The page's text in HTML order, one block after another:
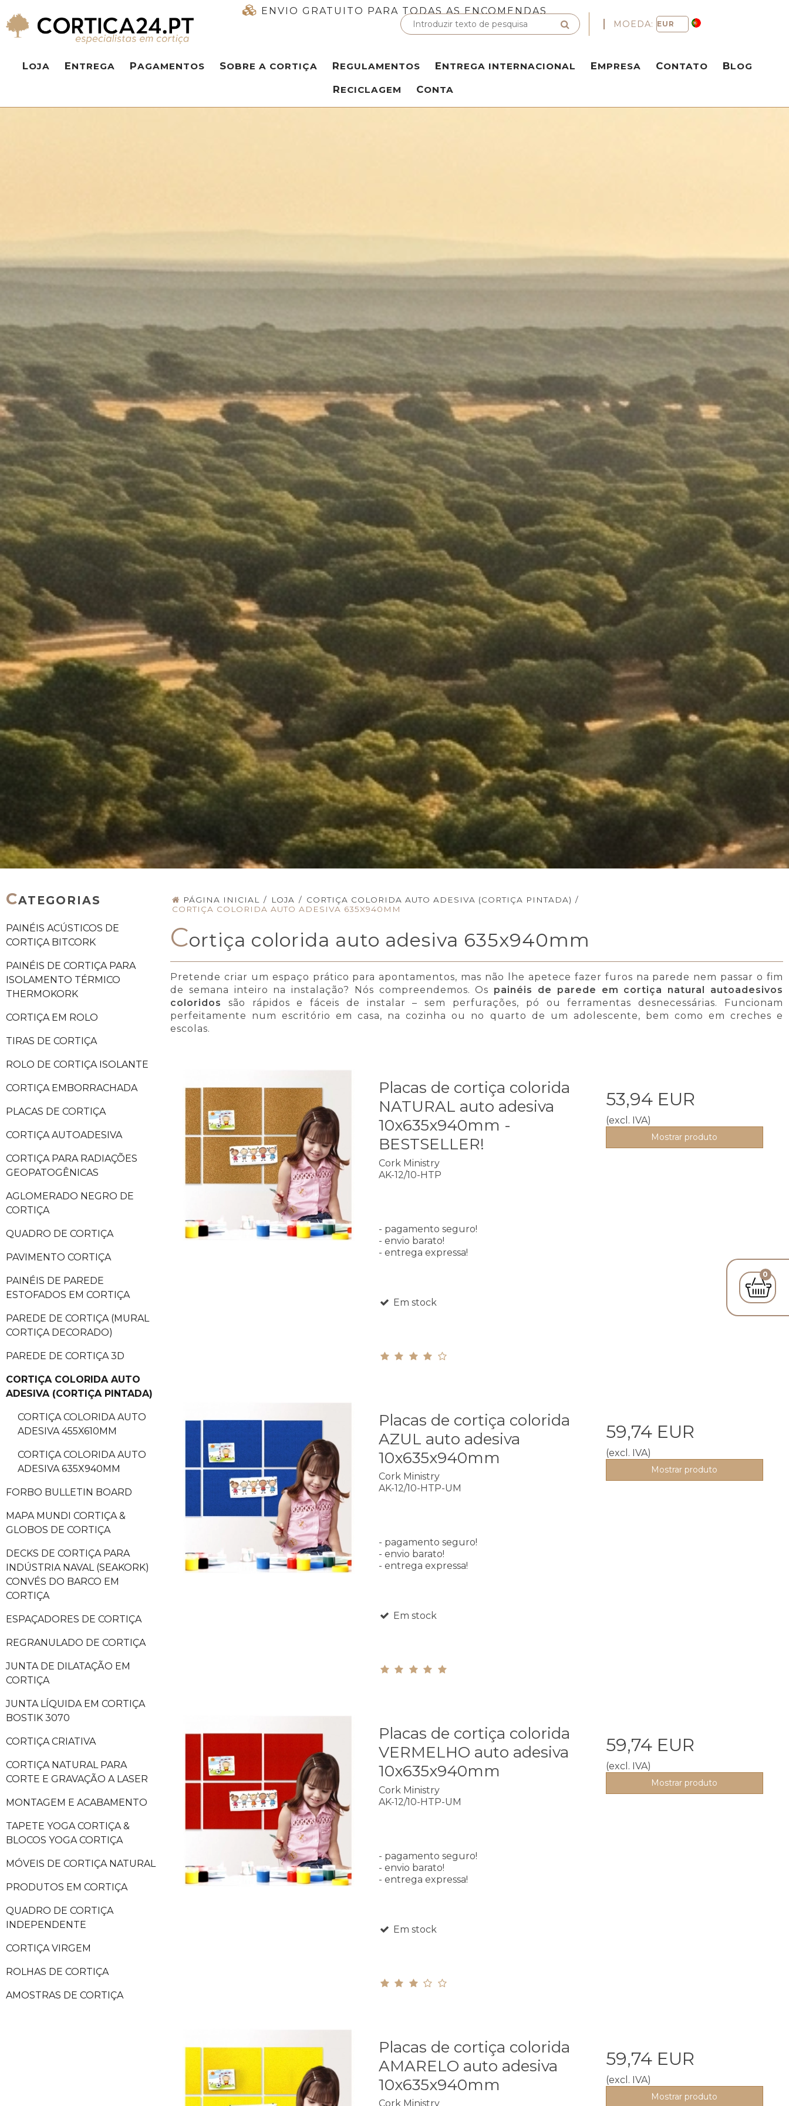
ENVIO GRATUITO PARA TODAS AS ENCOMENDAS
0
MOEDA:
LOJA ENTREGA PAGAMENTOS SOBRE A CORTIÇA REGULAMENTOS ENTREGA INTERNACIONAL EMPRESA CONTATO BLOG
RECICLAGEM CONTA
CATEGORIAS
PAINÉIS ACÚSTICOS DE
CORTIÇA BITCORK
PAINÉIS DE CORTIÇA PARA
ISOLAMENTO TÉRMICO
THERMOKORK
CORTIÇA EM ROLO
TIRAS DE CORTIÇA
ROLO DE CORTIÇA ISOLANTE
CORTIÇA EMBORRACHADA
PLACAS DE CORTIÇA
CORTIÇA AUTOADESIVA
CORTIÇA PARA RADIAÇÕES
GEOPATOGÊNICAS
AGLOMERADO NEGRO DE
CORTIÇA
QUADRO DE CORTIÇA
PAVIMENTO CORTIÇA
PAINÉIS DE PAREDE
ESTOFADOS EM CORTIÇA
PAREDE DE CORTIÇA (MURAL
CORTIÇA DECORADO)
PAREDE DE CORTIÇA 3D
CORTIÇA COLORIDA AUTO
ADESIVA (CORTIÇA PINTADA)
CORTIÇA COLORIDA AUTO
ADESIVA 455X610MM
CORTIÇA COLORIDA AUTO
ADESIVA 635X940MM
FORBO BULLETIN BOARD
MAPA MUNDI CORTIÇA &
GLOBOS DE CORTIÇA
DECKS DE CORTIÇA PARA
INDÚSTRIA NAVAL (SEAKORK)
CONVÉS DO BARCO EM
CORTIÇA
ESPAÇADORES DE CORTIÇA
REGRANULADO DE CORTIÇA
JUNTA DE DILATAÇÃO EM
CORTIÇA
JUNTA LÍQUIDA EM CORTIÇA
BOSTIK 3070
CORTIÇA CRIATIVA
CORTIÇA NATURAL PARA
CORTE E GRAVAÇÃO A LASER
MONTAGEM E ACABAMENTO
TAPETE YOGA CORTIÇA &
BLOCOS YOGA CORTIÇA
MÓVEIS DE CORTIÇA NATURAL
PRODUTOS EM CORTIÇA
QUADRO DE CORTIÇA
INDEPENDENTE
CORTIÇA VIRGEM
ROLHAS DE CORTIÇA
AMOSTRAS DE CORTIÇA
PÁGINA INICIAL / LOJA / CORTIÇA COLORIDA AUTO ADESIVA (CORTIÇA PINTADA) /
CORTIÇA COLORIDA AUTO ADESIVA 635X940MM
Cortiça colorida auto adesiva 635x940mm
Pretende criar um espaço prático para apontamentos, mas não lhe apetece fazer furos na parede nem passar o fim
de semana inteiro na instalação? Nós compreendemos. Os painéis de parede em cortiça natural autoadesivos
coloridos
são rápidos e fáceis de instalar – sem perfurações, pó ou ferramentas desnecessárias. Funcionam
perfeitamente num escritório em casa, na cozinha ou no quarto de um adolescente, bem como em creches e
escolas.
Placas de cortiça colorida
NATURAL auto adesiva
10x635x940mm -
BESTSELLER!
Cork Ministry
AK-12/10-HTP
- pagamento seguro!
- envio barato!
- entrega expressa!
Em stock
53,94 EUR
(excl. IVA)
Mostrar produto
Placas de cortiça colorida
AZUL auto adesiva
10x635x940mm
Cork Ministry
AK-12/10-HTP-UM
- pagamento seguro!
- envio barato!
- entrega expressa!
Em stock
59,74 EUR
(excl. IVA)
Mostrar produto
Placas de cortiça colorida
VERMELHO auto adesiva
10x635x940mm
Cork Ministry
AK-12/10-HTP-UM
- pagamento seguro!
- envio barato!
- entrega expressa!
Em stock
59,74 EUR
(excl. IVA)
Mostrar produto
Placas de cortiça colorida
AMARELO auto adesiva
10x635x940mm
Cork Ministry
59,74 EUR
(excl. IVA)
Mostrar produto